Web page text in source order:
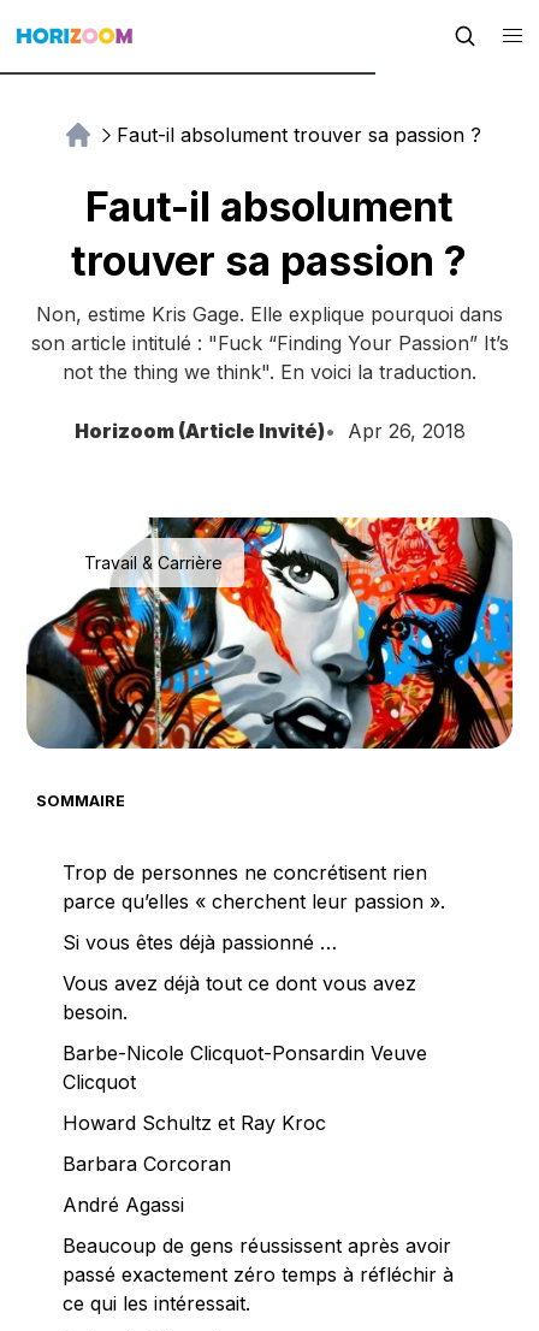
Faut-il absolument trouver sa passion ?
Faut-il absolument
trouver sa passion ?
Non, estime Kris Gage. Elle explique pourquoi dans
son article intitulé : "Fuck “Finding Your Passion” It’s
not the thing we think". En voici la traduction.
Horizoom (Article Invité) Apr 26, 2018
Travail & Carrière
SOMMAIRE
Trop de personnes ne concrétisent rien
parce qu’elles « cherchent leur passion ».
Si vous êtes déjà passionné …
Vous avez déjà tout ce dont vous avez
besoin.
Barbe-Nicole Clicquot-Ponsardin Veuve
Clicquot
Howard Schultz et Ray Kroc
Barbara Corcoran
André Agassi
Beaucoup de gens réussissent après avoir
passé exactement zéro temps à réfléchir à
ce qui les intéressait.